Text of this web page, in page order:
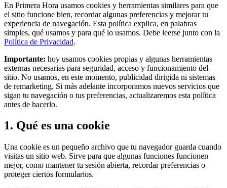
En Primera Hora usamos cookies y herramientas similares para que
el sitio funcione bien, recordar algunas preferencias y mejorar tu
experiencia de navegación. Esta política explica, en palabras
simples, qué usamos y para qué lo usamos. Debe leerse junto con la
Política de Privacidad.
Importante: hoy usamos cookies propias y algunas herramientas
externas necesarias para seguridad, acceso y funcionamiento del
sitio. No usamos, en este momento, publicidad dirigida ni sistemas
de remarketing. Si más adelante incorporamos nuevos servicios que
sigan tu navegación o tus preferencias, actualizaremos esta política
antes de hacerlo.
1. Qué es una cookie
Una cookie es un pequeño archivo que tu navegador guarda cuando
visitas un sitio web. Sirve para que algunas funciones funcionen
mejor, como mantener tu sesión abierta, recordar preferencias o
proteger ciertos formularios.